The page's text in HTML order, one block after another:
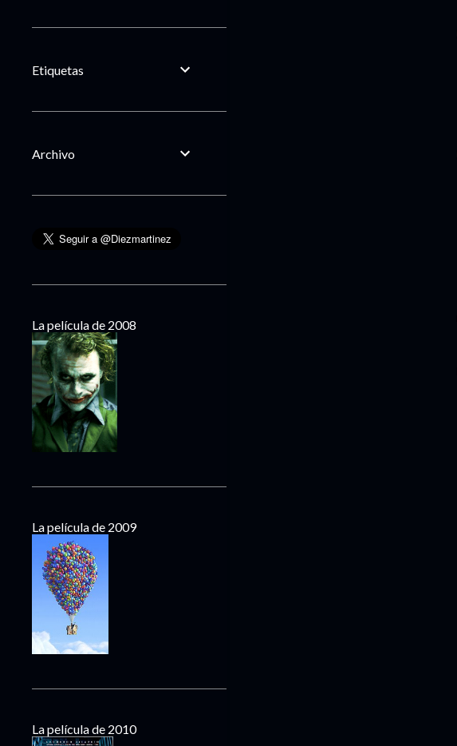
Etiquetas
Archivo
La película de 2008
La película de 2009
La película de 2010